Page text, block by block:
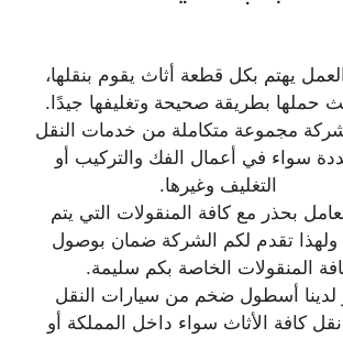
يهتم بكل قطعة أثاث يقوم بنقلها،
حملها بطريقة صحيحة وتغليفها جيدًا.
مجموعة متكاملة من خدمات النقل
سواء في أعمال الفك والتركيب أو
التغليف وغيرها.
بحذر مع كافة المنقولات التي يتم
ولهذا تقدم لكم الشركة ضمان بوصول
المنقولات الخاصة بكم سليمة.
لدينا أسطول ضخم من سيارات النقل
كافة الأثاث سواء داخل المملكة أو